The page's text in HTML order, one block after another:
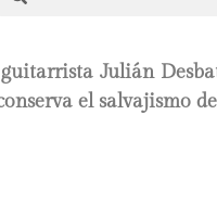
Julián
el salvajismo